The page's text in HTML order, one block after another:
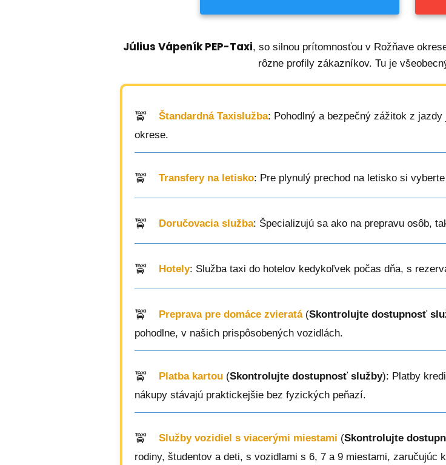
Július Vápeník PEP-Taxi, so silnou prítomnosťou v Rožňave
rôzne profily zákazníkov. Tu je
Štandardná Taxislužba: Pohodlný a bezpečný zážitok z
okrese.
Transfery na letisko: Pre plynulý prechod na letisko si
Doručovacia služba: Špecializujú sa ako na prepravu osôb,
Hotely: Služba taxi do hotelov kedykoľvek počas dňa, s
Preprava pre domáce zvieratá(Skontrolujte dostupnosť
pohodlne, v našich prispôsobených vozidlách.
Platba kartou (Skontrolujte dostupnosť služby): Platby
nákupy stávajú praktickejšie bez fyzických peňazí.
Služby vozidiel s viacerými miestami (Skontrolujte
rodiny, študentov a deti, s vozidlami s 6, 7 a 9 miestami, zaručujúc